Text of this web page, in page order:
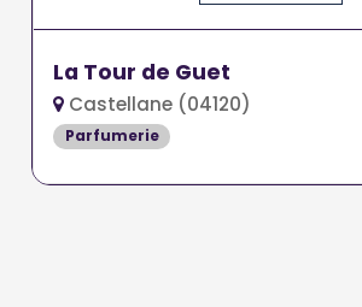
La Tour de Guet
Castellane (04120)
Parfumerie